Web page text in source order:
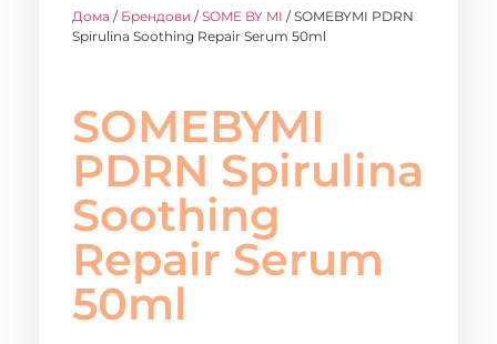
Дома / Брендови /SOME BY MI / SOMEBYMI PDRN
Spirulina Soothing Repair Serum 50ml
SOMEBYMI
PDRN Spirulina
Soothing
Repair Serum
50ml